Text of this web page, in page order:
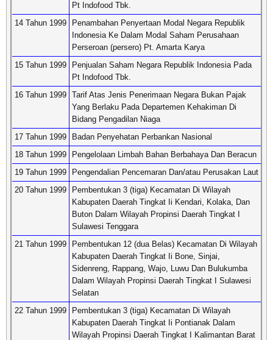
Pt Indofood Tbk.
14 Tahun 1999
Penambahan Penyertaan Modal Negara Republik
Indonesia Ke Dalam Modal Saham Perusahaan
Perseroan (persero) Pt. Amarta Karya
15 Tahun 1999
Penjualan Saham Negara Republik Indonesia Pada
Pt Indofood Tbk.
16 Tahun 1999 Tarif Atas Jenis Penerimaan Negara Bukan Pajak
Yang Berlaku Pada Departemen Kehakiman Di
Bidang Pengadilan Niaga
17 Tahun 1999
Badan Penyehatan Perbankan Nasional
18 Tahun 1999
Pengelolaan Limbah Bahan Berbahaya Dan Beracun
19 Tahun 1999
Pengendalian Pencemaran Dan/atau Perusakan Laut
20 Tahun 1999
Pembentukan 3 (tiga) Kecamatan Di Wilayah
Kabupaten Daerah Tingkat Ii Kendari, Kolaka, Dan
Buton Dalam Wilayah Propinsi Daerah Tingkat I
Sulawesi Tenggara
21 Tahun 1999
Pembentukan 12 (dua Belas) Kecamatan Di Wilayah
Kabupaten Daerah Tingkat Ii Bone, Sinjai,
Sidenreng, Rappang, Wajo, Luwu Dan Bulukumba
Dalam Wilayah Propinsi Daerah Tingkat I Sulawesi
Selatan
22 Tahun 1999
Pembentukan 3 (tiga) Kecamatan Di Wilayah
Kabupaten Daerah Tingkat Ii Pontianak Dalam
Wilayah Propinsi Daerah Tingkat I Kalimantan Barat